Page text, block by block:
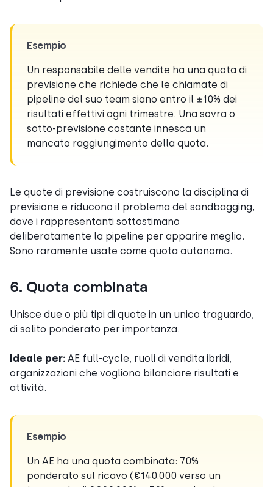
Esempio
Un responsabile delle vendite ha una quota di
previsione che richiede che le chiamate di
pipeline del suo team siano entro il ±10% dei
risultati effettivi ogni trimestre. Una sovra o
sotto-previsione costante innesca un
mancato raggiungimento della quota.
Le quote di previsione costruiscono la disciplina di
previsione e riducono il problema del sandbagging,
dove i rappresentanti sottostimano
deliberatamente la pipeline per apparire meglio.
Sono raramente usate come quota autonoma.
6. Quota combinata
Unisce due o più tipi di quote in un unico traguardo,
di solito ponderato per importanza.
Ideale per: AE full-cycle, ruoli di vendita ibridi,
organizzazioni che vogliono bilanciare risultati e
attività.
Esempio
Un AE ha una quota combinata: 70%
ponderato sul ricavo (€140.000 verso un